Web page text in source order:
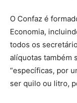
O Confaz é
Economia,
todos os
alíquotas também
“específicas, por
ser quilo ou litro,